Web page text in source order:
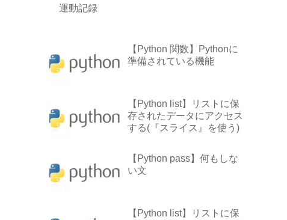
運動記録
【Python 関数】Pythonに
準備されている機能
【Python list】リストに保
存されたデータにアクセス
する(『スライス』を使う)
【Python pass】何もしな
い文
【Python list】リストに保